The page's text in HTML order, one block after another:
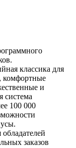
классика для
комфортные
и
система
100 000
заказов